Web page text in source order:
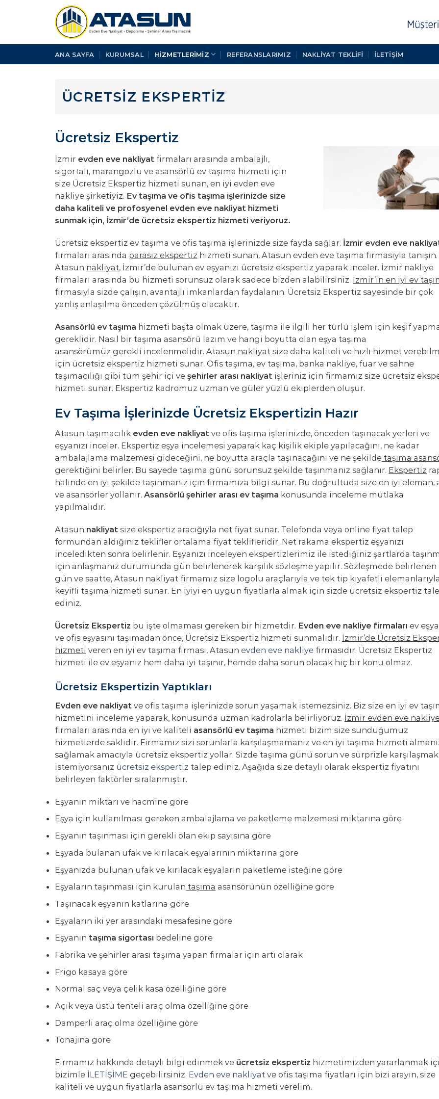
ANA SAYFA KURUMSAL HİZMETLERİMİZ REFERANSLARIMIZ NAKLIYAT TEKLIFI İLETİŞİM
ÜCRETSIZ EKSPERTIZ
Ücretsiz Ekspertiz
İzmir evden eve nakliyat firmaları arasında ambalajlı,
sigortalı, marangozlu ve asansörlü ev taşıma hizmeti için
size Ücretsiz Ekspertiz hizmeti sunan, en iyi evden eve
nakliye şirketiyiz. Ev taşıma ve ofis taşıma işlerinizde size
daha kaliteli ve profosyenel evden eve nakliyat hizmeti
sunmak için, İzmir’de ücretsiz ekspertiz hizmeti veriyoruz.
Ücretsiz ekspertiz ev taşıma ve ofis taşıma işlerinizde size fayda sağlar. İzmir evden eve
firmaları arasında parasız ekspertiz hizmeti sunan, Atasun evden eve taşıma firmasıyla tanışın.
Atasun nakliyat, İzmir’de bulunan ev eşyanızı ücretsiz ekspertiz yaparak inceler. İzmir nakliye
firmaları arasında bu hizmeti sorunsuz olarak sadece bizden alabilirsiniz. İzmir’in en iyi ev
firmasıyla sizde çalışın, avantajlı imkanlardan faydalanın. Ücretsiz Ekspertiz sayesinde bir çok
yanlış anlaşılma önceden çözülmüş olacaktır.
Asansörlü ev taşıma hizmeti başta olmak üzere, taşıma ile ilgili her türlü işlem için keşif
gereklidir. Nasıl bir taşıma asansörü lazım ve hangi boyutta olan eşya taşıma
asansörümüz gerekli incelenmelidir. Atasun nakliyat size daha kaliteli ve hızlı hizmet
için ücretsiz ekspertiz hizmeti sunar. Ofis taşıma, ev taşıma, banka nakliye, fuar ve sahne
taşımacılığı gibi tüm şehir içi ve şehirler arası nakliyat işleriniz için firmamız size ücretsiz
hizmeti sunar. Ekspertiz kadromuz uzman ve güler yüzlü ekiplerden oluşur.
Ev Taşıma İşlerinizde Ücretsiz Ekspertizin Hazır
Atasun taşımacılık evden eve nakliyat ve ofis taşıma işlerinizde, önceden taşınacak yerleri ve
eşyanızı inceler. Ekspertiz eşya incelemesi yaparak kaç kişilik ekiple yapılacağını, ne kadar
ambalajlama malzemesi gideceğini, ne boyutta araçla taşınacağını ve ne şekilde taşıma
gerektiğini belirler. Bu sayede taşıma günü sorunsuz şekilde taşınmanız sağlanır. Ekspertiz
halinde en iyi şekilde taşınmanız için firmamıza bilgi sunar. Bu doğrultuda size en iyi eleman,
ve asansörler yollanır. Asansörlü şehirler arası ev taşıma konusunda inceleme mutlaka
yapılmalıdır.
Atasun nakliyat size ekspertiz aracığıyla net fiyat sunar. Telefonda veya online fiyat talep
formundan aldığınız teklifler ortalama fiyat teklifleridir. Net rakama ekspertiz eşyanızı
inceledikten sonra belirlenir. Eşyanızı inceleyen ekspertizlerimiz ile istediğiniz şartlarda
için anlaşmanız durumunda gün belirlenerek karşılık sözleşme yapılır. Sözleşmede belirlenen
gün ve saatte, Atasun nakliyat firmamız size logolu araçlarıyla ve tek tip kıyafetli elemanlarıyla
keyifli taşıma hizmeti sunar. En iyiyi en uygun fiyatlarla almak için sizde ücretsiz ekspertiz
ediniz.
Ücretsiz Ekspertiz bu işte olmaması gereken bir hizmetdir. Evden eve nakliye firmaları ev
ve ofis eşyasını taşımadan önce, Ücretsiz Ekspertiz hizmeti sunmalıdır. İzmir’de Ücretsiz
hizmeti veren en iyi ev taşıma firması, Atasun evden eve nakliye firmasıdır. Ücretsiz Ekspertiz
hizmeti ile ev eşyanız hem daha iyi taşınır, hemde daha sorun olacak hiç bir konu olmaz.
Ücretsiz Ekspertizin Yaptıkları
Evden eve nakliyat ve ofis taşıma işlerinizde sorun yaşamak istemezsiniz. Biz size en iyi ev
hizmetini inceleme yaparak, konusunda uzman kadrolarla belirliyoruz. İzmir evden eve
firmaları arasında en iyi ve kaliteli asansörlü ev taşıma hizmeti bizim size sunduğumuz
hizmetlerde saklıdır. Firmamız sizi sorunlarla karşılaşmamanız ve en iyi taşıma hizmeti
sağlamak amacıyla ücretsiz ekspertiz yollar. Sizde taşıma günü sorun ve sürprizle karşılaşmak
istemiyorsanız ücretsiz ekspertiz talep ediniz. Aşağıda size detaylı olarak ekspertiz fiyatını
belirleyen faktörler sıralanmıştır.
Eşyanın miktarı ve hacmine göre
Eşya için kullanılması gereken ambalajlama ve paketleme malzemesi miktarına göre
Eşyanın taşınması için gerekli olan ekip sayısına göre
Eşyada bulanan ufak ve kırılacak eşyalarının miktarına göre
Eşyanızda bulunan ufak ve kırılacak eşyaların paketleme isteğine göre
Eşyaların taşınması için kurulan taşıma asansörünün özelliğine göre
Taşınacak eşyanın katlarına göre
Eşyaların iki yer arasındaki mesafesine göre
Eşyanın taşıma sigortası bedeline göre
Fabrika ve şehirler arası taşıma yapan firmalar için artı olarak
Frigo kasaya göre
Normal saç veya çelik kasa özelliğine göre
Açık veya üstü tenteli araç olma özelliğine göre
Damperli araç olma özelliğine göre
Tonajına göre
Firmamız hakkında detaylı bilgi edinmek ve ücretsiz ekspertiz hizmetimizden yararlanmak
bizimle İLETİŞİME geçebilirsiniz. Evden eve nakliyat ve ofis taşıma fiyatları için bizi arayın, size
kaliteli ve uygun fiyatlarla asansörlü ev taşıma hizmeti verelim.